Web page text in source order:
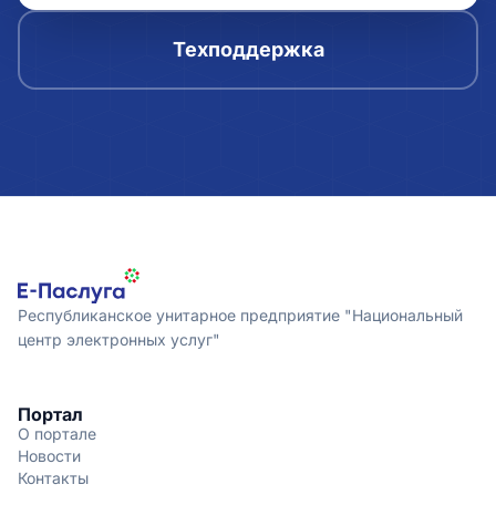
Техподдержка
Республиканское унитарное предприятие "Национальный
центр электронных услуг"
Портал
О портале
Новости
Контакты